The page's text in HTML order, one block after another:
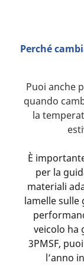
Perché
Puoi anche
quando
la
È
per la
materiali
lamelle
veicolo ha
3PMSF,
l’anno